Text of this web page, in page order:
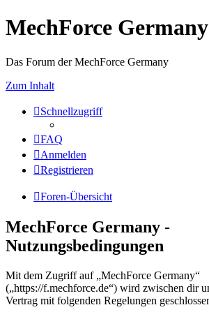
MechForce Germany
Das Forum der MechForce Germany
Zum Inhalt
Schnellzugriff
FAQ
Anmelden
Registrieren
Foren-Übersicht
MechForce Germany -
Nutzungsbedingungen
Mit dem Zugriff auf „MechForce Germany“
(„https://f.mechforce.de“) wird zwischen dir
Vertrag mit folgenden Regelungen